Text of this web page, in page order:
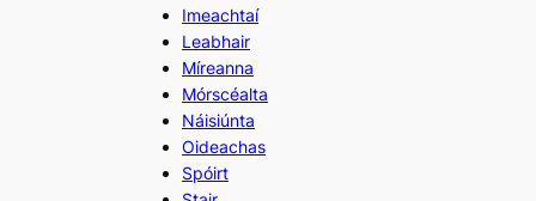
Imeachtaí
Leabhair
Míreanna
Mórscéalta
Náisiúnta
Oideachas
Spóirt